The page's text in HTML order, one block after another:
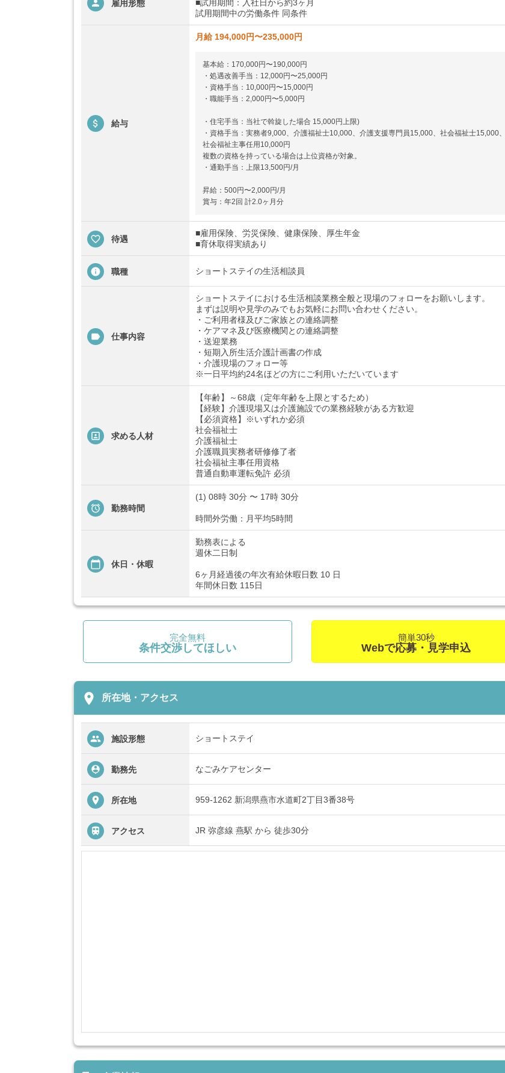
雇用形態
■試用期間：入社日から約3ヶ月
試用期間中の労働条件 同条件
給与
月給 194,000円〜235,000円
基本給：170,000円〜190,000円
・処遇改善手当：12,000円〜25,000円
・資格手当：10,000円〜15,000円
・職能手当：2,000円〜5,000円
・住宅手当：当社で斡旋した場合 15,000円上限)
・資格手当：実務者9,000、介護福祉士10,000、介護支援専門員15,000、社会福祉士15,000、
社会福祉主事任用10,000円
複数の資格を持っている場合は上位資格が対象。
・通勤手当：上限13,500円/月
昇給：500円〜2,000円/月
賞与：年2回 計2.0ヶ月分
待遇
■雇用保険、労災保険、健康保険、厚生年金
■育休取得実績あり
職種 ショートステイの生活相談員
仕事内容
ショートステイにおける生活相談業務全般と現場のフォローをお願いします。
まずは説明や見学のみでもお気軽にお問い合わせください。
・ご利用者様及びご家族との連絡調整
・ケアマネ及び医療機関との連絡調整
・送迎業務
・短期入所生活介護計画書の作成
・介護現場のフォロー等
※一日平均約24名ほどの方にご利用いただいています
求める人材
【年齢】～68歳（定年年齢を上限とするため）
【経験】介護現場又は介護施設での業務経験がある方歓迎
【必須資格】※いずれか必須
社会福祉士
介護福祉士
介護職員実務者研修修了者
社会福祉主事任用資格
普通自動車運転免許 必須
勤務時間
(1) 08時 30分 〜 17時 30分
時間外労働：月平均5時間
休日・休暇
勤務表による
週休二日制
6ヶ月経過後の年次有給休暇日数 10 日
年間休日数 115日
完全無料
条件交渉してほしい
簡単30秒
Webで応募・見学申込
place 所在地・アクセス
施設形態 ショートステイ
勤務先 なごみケアセンター
所在地 959-1262 新潟県燕市水道町2丁目3番38号
アクセス JR 弥彦線 燕駅 から 徒歩30分